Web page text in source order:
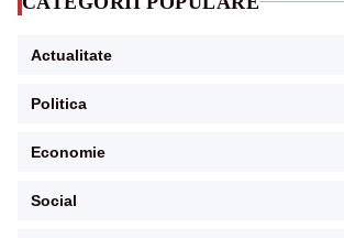
Actualitate
Politica
Economie
Social